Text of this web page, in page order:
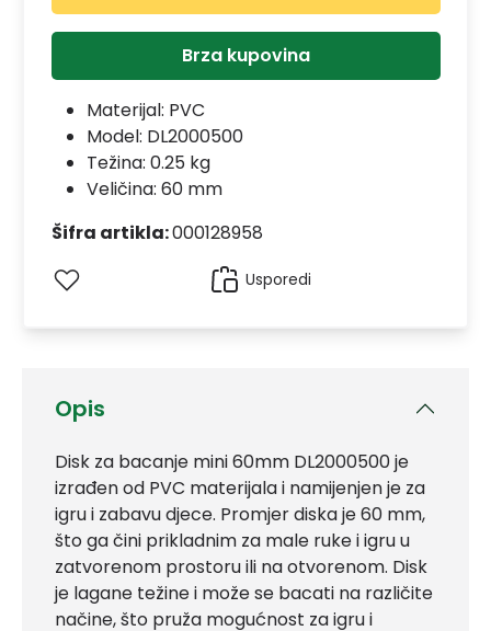
Opis
Disk za bacanje mini 60mm DL2000500 je
izrađen od PVC materijala i namijenjen je za
igru i zabavu djece. Promjer diska je 60 mm,
što ga čini prikladnim za male ruke i igru u
zatvorenom prostoru ili na otvorenom. Disk
je lagane težine i može se bacati na različite
načine, što pruža mogućnost za igru i
Brza kupovina
Materijal: PVC
Model: DL2000500
Težina: 0.25 kg
Veličina: 60 mm
Šifra artikla:000128958
Usporedi